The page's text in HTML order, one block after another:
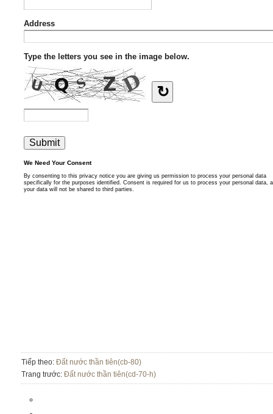
Tiếp theo: Đất nước thần tiên(cb-80)
Trang trước: Đất nước thần tiên(cd-70-h)